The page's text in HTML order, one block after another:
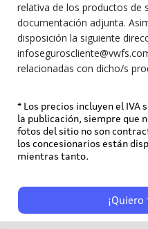
relativa de los productos de
documentación adjunta.
disposición la siguiente
relacionadas con dicho/s
* Los precios incluyen el IVA
la publicación, siempre que
fotos del sitio no son
los concesionarios están
mientras tanto.